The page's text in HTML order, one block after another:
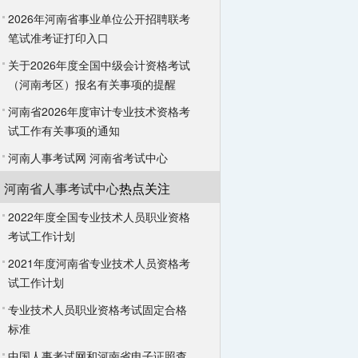
2026年河南省事业单位公开招聘联考
笔试准考证打印入口
关于2026年度全国中级会计资格考试
（河南考区）报名有关事项的提醒
河南省2026年度审计专业技术资格考
试工作有关事项的通知
河南人事考试网 河南省考试中心
河南省人事考试中心热点关注
2022年度全国专业技术人员职业资格
考试工作计划
2021年度河南省专业技术人员资格考
试工作计划
专业技术人员职业资格考试固定合格
标准